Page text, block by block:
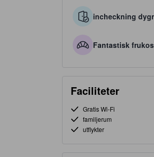
incheckning
Fantastisk
Faciliteter
Gratis Wi-Fi
familjerum
utflykter